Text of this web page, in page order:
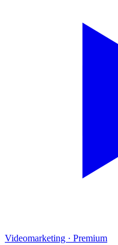
Videomarketing · Premium